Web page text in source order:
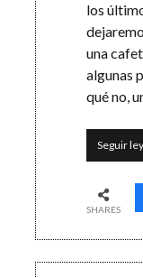
los
una
algunas
qué no,
Seguir
SHARES